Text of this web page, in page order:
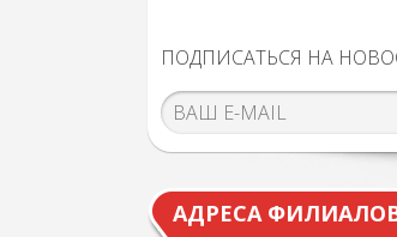
ПОДПИСАТЬСЯ НА
АДРЕСА